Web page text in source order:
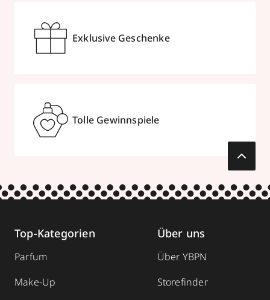
Exklusive Geschenke
Tolle Gewinnspiele
Top-Kategorien
Parfum
Make-Up
Über uns
Über YBPN
Storefinder